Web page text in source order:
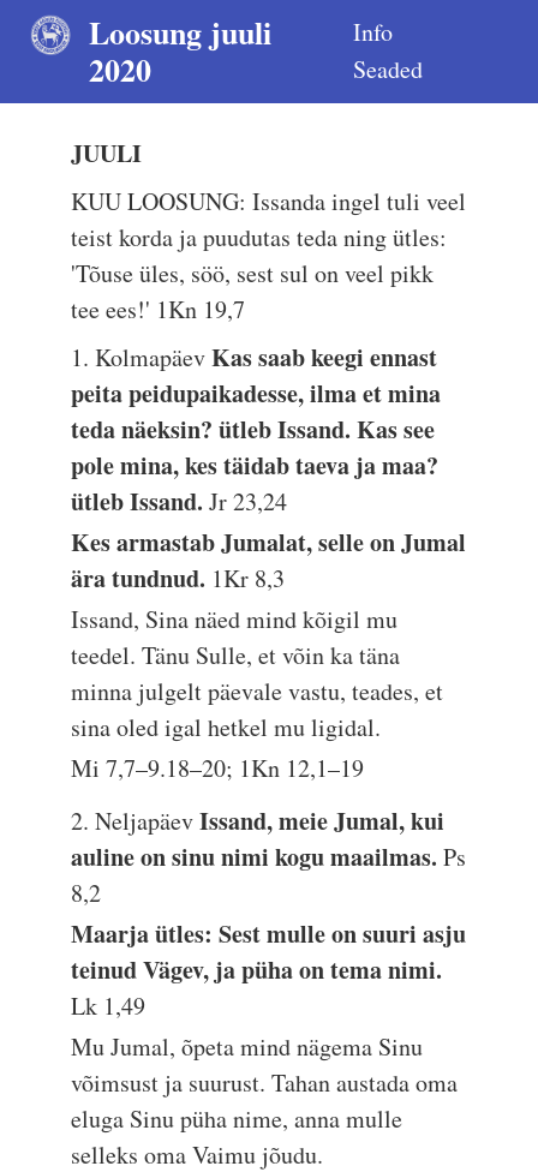
Loosung juuli
2020
Info
Seaded
JUULI
KUU LOOSUNG: Issanda ingel tuli veel
teist korda ja puudutas teda ning ütles:
'Tõuse üles, söö, sest sul on veel pikk
tee ees!' 1Kn 19,7
1. KolmapäevKas saab keegi ennast
peita peidupaikadesse, ilma et mina
teda näeksin? ütleb Issand. Kas see
pole mina, kes täidab taeva ja maa?
ütleb Issand.Jr 23,24
Kes armastab Jumalat, selle on Jumal
ära tundnud. 1Kr 8,3
Issand, Sina näed mind kõigil mu
teedel. Tänu Sulle, et võin ka täna
minna julgelt päevale vastu, teades, et
sina oled igal hetkel mu ligidal.
Mi 7,7–9.18–20; 1Kn 12,1–19
2. NeljapäevIssand, meie Jumal, kui
auline on sinu nimi kogu maailmas.Ps
8,2
Maarja ütles: Sest mulle on suuri asju
teinud Vägev, ja püha on tema nimi.
Lk 1,49
Mu Jumal, õpeta mind nägema Sinu
võimsust ja suurust. Tahan austada oma
eluga Sinu püha nime, anna mulle
selleks oma Vaimu jõudu.